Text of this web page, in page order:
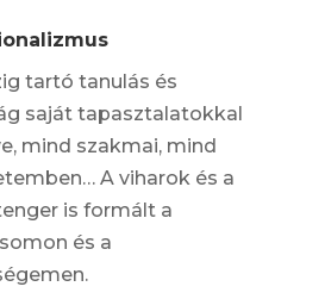
tartó tanulás és
saját tapasztalatokkal
mind szakmai, mind
A viharok és a
is formált a
és a